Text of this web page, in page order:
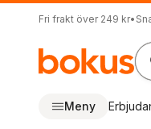
Fri frakt över 249 kr•
Meny